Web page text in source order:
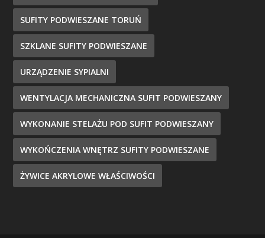
SUFITY PODWIESZANE TORUŃ
SZKLANE SUFITY PODWIESZANE
URZĄDZENIE SYPIALNI
WENTYLACJA MECHANICZNA SUFIT PODWIESZANY
WYKONANIE STELAŻU POD SUFIT PODWIESZANY
WYKOŃCZENIA WNĘTRZ SUFITY PODWIESZANE
ŻYWICE AKRYLOWE WŁAŚCIWOŚCI